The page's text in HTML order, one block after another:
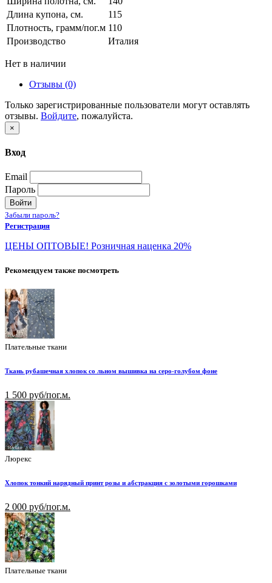
Длина купона, см.
115
Плотность, грамм/пог.м 110
Производство
Италия
Нет в наличии
Отзывы (0)
Только зарегистрированные пользователи могут оставлять
отзывы. Войдите, пожалуйста.
×
Вход
Email
Пароль
Войти
Забыли пароль?
Регистрация
ЦЕНЫ ОПТОВЫЕ! Розничная наценка 20%
Рекомендуем также посмотреть
Плательные ткани
Ткань рубашечная хлопок со льном вышивка на серо-голубом фоне
1 500 руб/пог.м.
Люрекс
Хлопок тонкий нарядный принт розы и абстракция с золотыми горошками
2 000 руб/пог.м.
Плательные ткани